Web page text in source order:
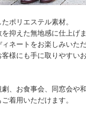
ポリエステル素材。
抑えた無地感に仕上げま
ネートをお楽しみいただ
様にも手に取りやすい
、お食事会、同窓会や
着用いただけます。